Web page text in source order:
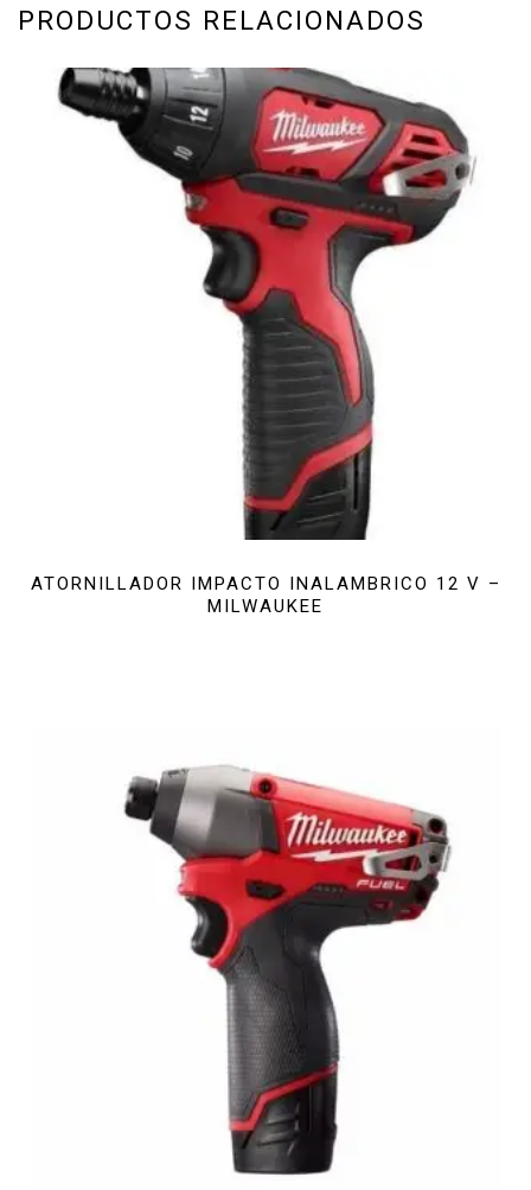
PRODUCTOS RELACIONADOS
ATORNILLADOR IMPACTO INALAMBRICO 12 V –
MILWAUKEE